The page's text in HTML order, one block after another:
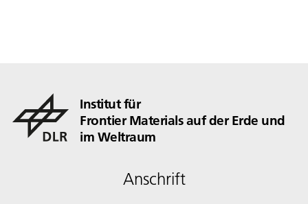
Institut für
Frontier Materials auf der Erde und
im Weltraum
Anschrift